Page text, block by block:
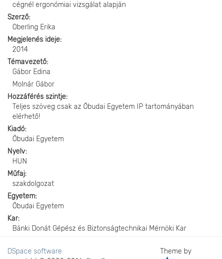
cégnél ergonómiai vizsgálat alapján
Szerző
Oberling Erika
Megjelenés ideje
2014
Témavezető
Gábor Edina
Molnár Gábor
Hozzáférés szintje
Teljes szöveg csak az Óbudai Egyetem IP tartományában
elérhető!
Kiadó
Óbudai Egyetem
Nyelv
HUN
Műfaj
szakdolgozat
Egyetem
Óbudai Egyetem
Kar
Bánki Donát Gépész és Biztonságtechnikai Mérnöki Kar
DSpace software
Theme by